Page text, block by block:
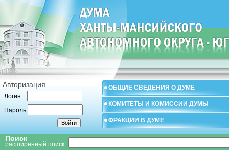
Авторизация
Логин
Пароль
ОБЩИЕ СВЕДЕНИЯ О ДУМЕ
КОМИТЕТЫ И КОМИССИИ ДУМЫ
ФРАКЦИИ В ДУМЕ
Поиск
расширенный поиск